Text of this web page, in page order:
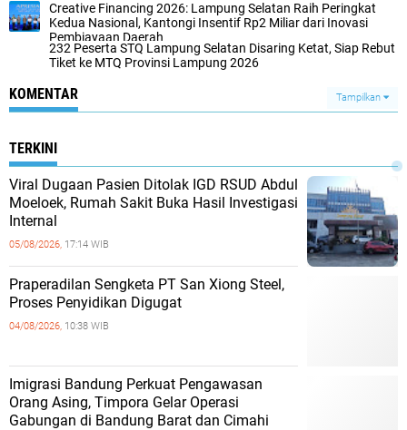
Creative Financing 2026: Lampung Selatan Raih Peringkat
Kedua Nasional, Kantongi Insentif Rp2 Miliar dari Inovasi
Pembiayaan Daerah
232 Peserta STQ Lampung Selatan Disaring Ketat, Siap Rebut
Tiket ke MTQ Provinsi Lampung 2026
KOMENTAR Tampilkan
TERKINI
Viral Dugaan Pasien Ditolak IGD RSUD Abdul
Moeloek, Rumah Sakit Buka Hasil Investigasi
Internal
05/08/2026, 17:14 WIB
Praperadilan Sengketa PT San Xiong Steel,
Proses Penyidikan Digugat
04/08/2026, 10:38 WIB
Imigrasi Bandung Perkuat Pengawasan
Orang Asing, Timpora Gelar Operasi
Gabungan di Bandung Barat dan Cimahi